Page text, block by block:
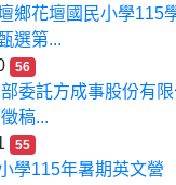
鄉花壇國民小學115
選第...
56
委託方成事股份有
稿...
55
學115年暑期英文營